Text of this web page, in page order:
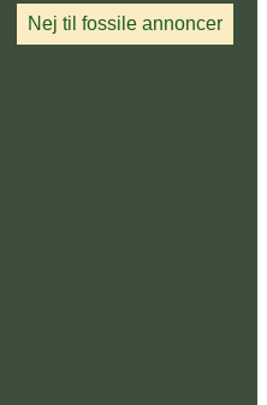
Nej til fossile annoncer